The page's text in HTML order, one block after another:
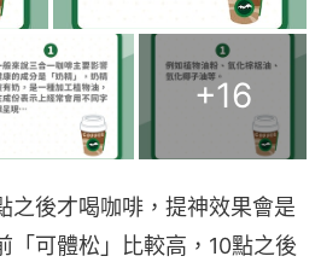
+16
之後才喝咖啡，提神效果會是
「可體松」比較高，10點之後